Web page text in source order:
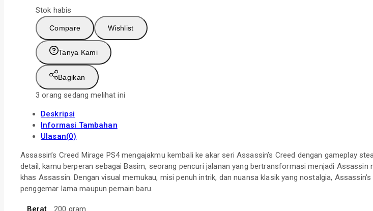
Stok habis
Compare Wishlist
Tanya Kami
Bagikan
3 orang sedang melihat ini
Deskripsi
Informasi Tambahan
Ulasan(0)
Assassin’s Creed Mirage PS4 mengajakmu kembali ke akar seri Assassin’s Creed dengan gameplay
detail, kamu berperan sebagai Basim, seorang pencuri jalanan yang bertransformasi menjadi
khas Assassin. Dengan visual memukau, misi penuh intrik, dan nuansa klasik yang nostalgia,
penggemar lama maupun pemain baru.
Berat 200 gram